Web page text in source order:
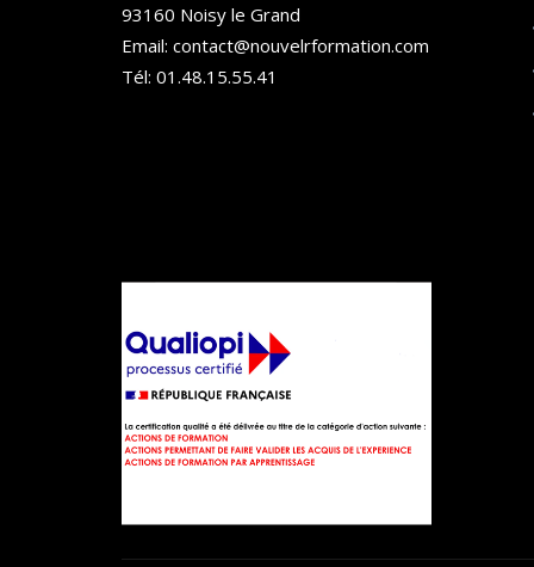
93160 Noisy le Grand
Email: contact@nouvelrformation.com
Tél: 01.48.15.55.41